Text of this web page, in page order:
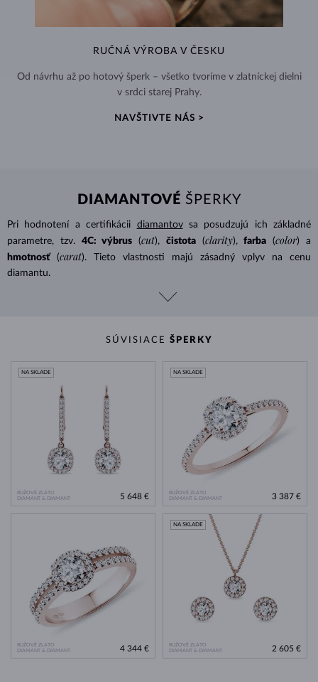
RUČNÁ VÝROBA V ČESKU
Od návrhu až po hotový šperk – všetko tvoríme v zlatníckej dielni
v srdci starej Prahy.
NAVŠTIVTE NÁS >
DIAMANTOVÉ ŠPERKY
Pri hodnotení a certifikácii diamantovsa posudzujú ich základné
parametre, tzv.
4C: výbrus (cut), čistota (clarity), farba (color) a
hmotnosť
(carat). Tieto vlastnosti majú zásadný vplyv na cenu
diamantu.
SÚVISIACE ŠPERKY
RUŽOVÉ ZLATO
DIAMANT & DIAMANT
NA SKLADE
5 648 €
RUŽOVÉ ZLATO
DIAMANT & DIAMANT
NA SKLADE
3 387 €
RUŽOVÉ ZLATO
DIAMANT & DIAMANT
4 344 €
RUŽOVÉ ZLATO
DIAMANT & DIAMANT
NA SKLADE
2 605 €